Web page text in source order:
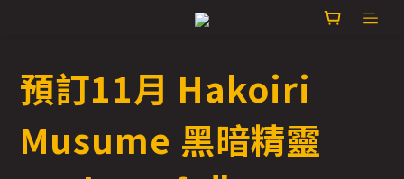
預訂11月 Hakoiri
Musume 黑暗精靈